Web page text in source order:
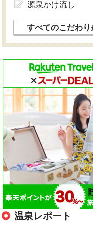
源泉かけ流し
すべてのこだわり
温泉レポート